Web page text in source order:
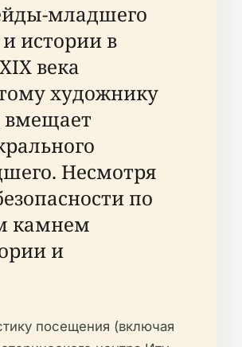
младшего
истории в
века
художнику
вмещает
Несмотря
по
камнем
и
посещения (включая